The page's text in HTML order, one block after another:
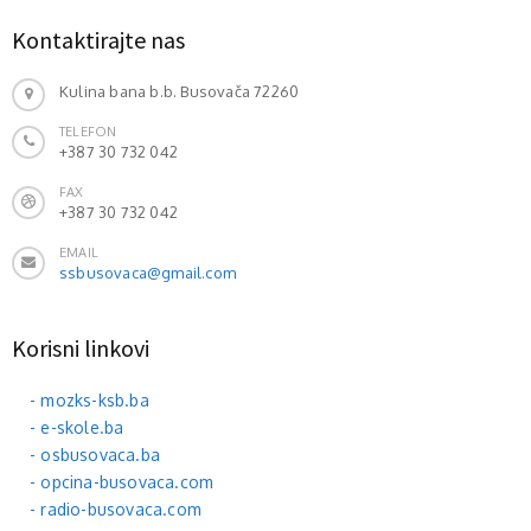
Kontaktirajte nas
Kulina bana b.b. Busovača 72260
TELEFON
+387 30 732 042
FAX
+387 30 732 042
EMAIL
ssbusovaca@gmail.com
Korisni linkovi
- mozks-ksb.ba
- e-skole.ba
- osbusovaca.ba
- opcina-busovaca.com
- radio-busovaca.com